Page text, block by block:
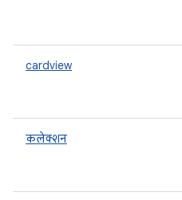
cardview
कलेक्शन